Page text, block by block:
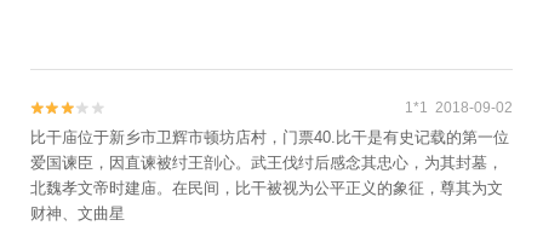

 1*1 2018-09-02
比干庙位于新乡市卫辉市顿坊店村，门票40.比干是有史记载的第一位
爱国谏臣，因直谏被纣王剖心。武王伐纣后感念其忠心，为其封墓，
北魏孝文帝时建庙。在民间，比干被视为公平正义的象征，尊其为文
财神、文曲星